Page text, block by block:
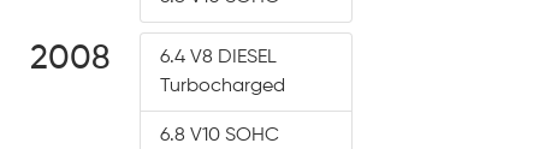
2008
6.4 V8 DIESEL
Turbocharged
6.8 V10 SOHC